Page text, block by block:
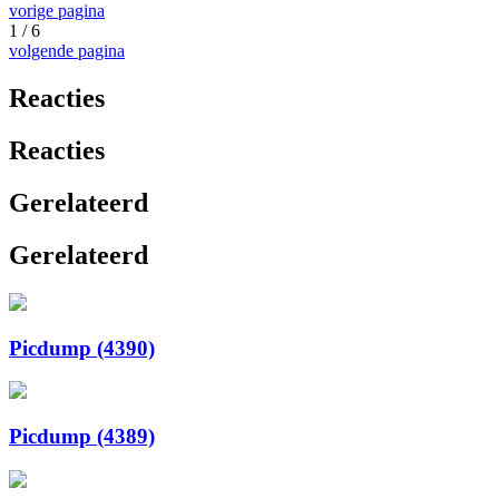
vorige pagina
1 / 6
volgende pagina
Reacties
Reacties
Gerelateerd
Gerelateerd
Picdump (4390)
Picdump (4389)